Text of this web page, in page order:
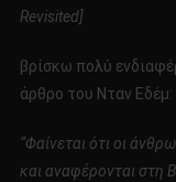
Revisited]
βρίσκω πολύ
άρθρο του Νταν Εδέμ:
“Φαίνεται ότι οι
και αναφέρονται στη